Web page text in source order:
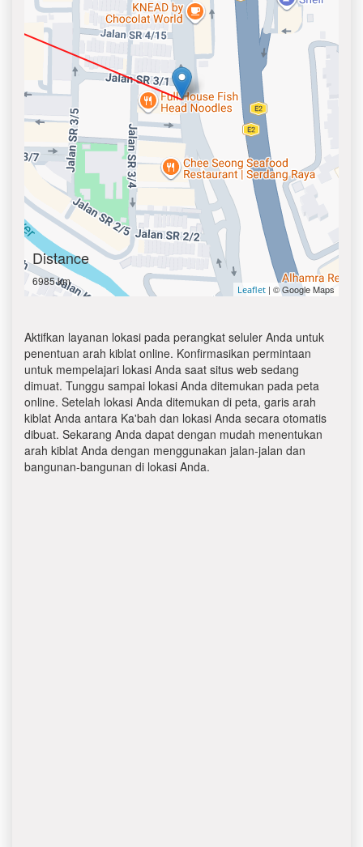
Distance
6985 km
Leaflet | © Google Maps
Aktifkan layanan lokasi pada perangkat seluler Anda untuk
penentuan arah kiblat online. Konfirmasikan permintaan
untuk mempelajari lokasi Anda saat situs web sedang
dimuat. Tunggu sampai lokasi Anda ditemukan pada peta
online. Setelah lokasi Anda ditemukan di peta, garis arah
kiblat Anda antara Ka'bah dan lokasi Anda secara otomatis
dibuat. Sekarang Anda dapat dengan mudah menentukan
arah kiblat Anda dengan menggunakan jalan-jalan dan
bangunan-bangunan di lokasi Anda.